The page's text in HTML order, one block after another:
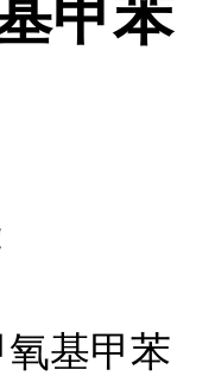
甲苯
基甲苯